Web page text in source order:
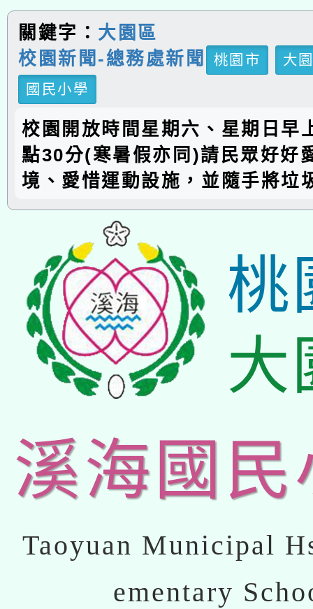
關鍵字： 大園區
校園新聞-總務處新聞
桃園市
大
國民小學
校園開放時間星期六、星期日早
點30分(寒暑假亦同)請民眾好好
境、愛惜運動設施，並隨手將垃
桃
大
溪海國民
Taoyuan Municipal
ementary